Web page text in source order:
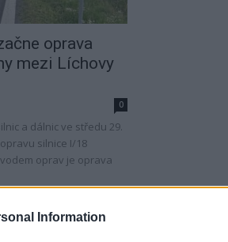
Information
oprava
mezi Líchovy
0
a dálnic ve středu 29.
silnice I/18
oprav je oprava